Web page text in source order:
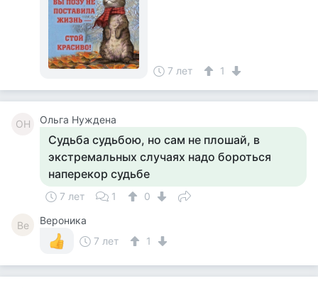
7 лет 1
ОН Ольга Нуждена
Судьба судьбою, но сам не плошай, в
экстремальных случаях надо бороться
наперекор судьбе
7 лет 1 0
Ве
Вероника
7 лет
1